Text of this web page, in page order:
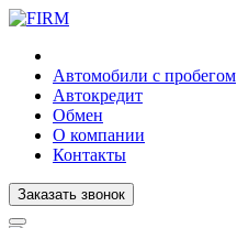
Автомобили с пробегом
Автокредит
Обмен
О компании
Контакты
Заказать звонок